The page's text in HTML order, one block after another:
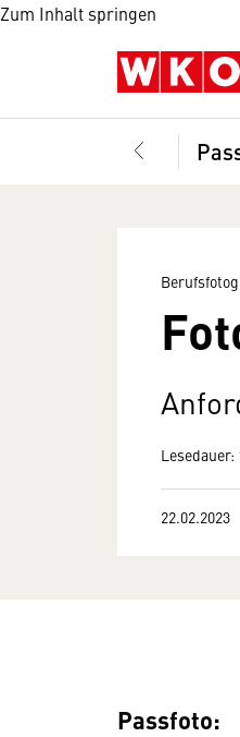
Zum Inhalt springen
Lesedauer:
22.02.2023
Passfoto: